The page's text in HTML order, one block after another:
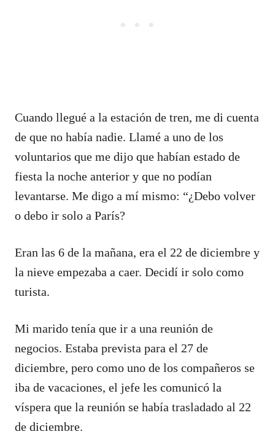
Cuando llegué a la estación de tren, me di cuenta
de que no había nadie. Llamé a uno de los
voluntarios que me dijo que habían estado de
fiesta la noche anterior y que no podían
levantarse. Me digo a mí mismo: “¿Debo volver
o debo ir solo a París?
Eran las 6 de la mañana, era el 22 de diciembre y
la nieve empezaba a caer. Decidí ir solo como
turista.
Mi marido tenía que ir a una reunión de
negocios. Estaba prevista para el 27 de
diciembre, pero como uno de los compañeros se
iba de vacaciones, el jefe les comunicó la
víspera que la reunión se había trasladado al 22
de diciembre.